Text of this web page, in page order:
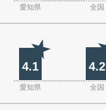
愛知県 全国
4.1 4.2
愛知県 全国